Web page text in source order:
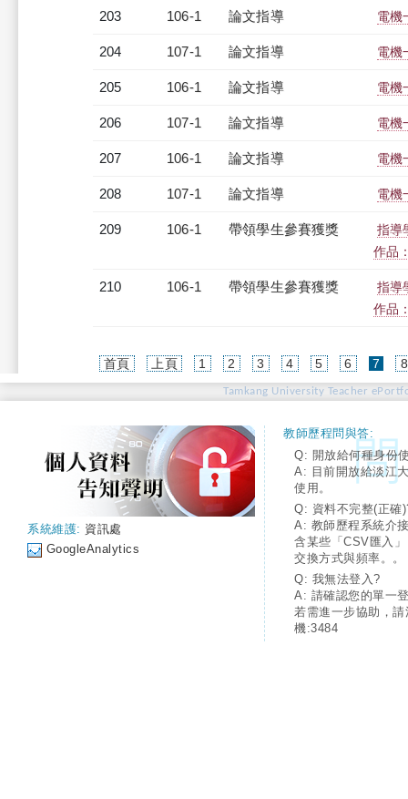
203 106-1 論文指導 電機
204 107-1 論文指導 電機
205 106-1 論文指導 電機
206 107-1 論文指導 電機
207 106-1 論文指導 電機
208 107-1 論文指導 電機
209 106-1 帶領學生參賽獲獎
指導
作品
210 106-1 帶領學生參賽獲獎
指導
作品
首頁 上頁 1 2 3 4 5 6 7 8
Tamkang University Teacher
系統維護: 資訊處
GoogleAnalytics
教師歷程問與答:
Q: 開放給何種身份
A: 目前開放給淡江
使用。
Q: 資料不完整(正確
A: 教師歷程系統介
含某些「CSV匯入
交換方式與頻率。。
Q: 我無法登入?
A: 請確認您的單一
若需進一步協助，
機:3484